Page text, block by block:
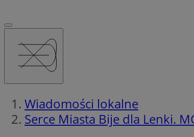
Wiadomości lokalne
Serce Miasta Bije dla Lenki.